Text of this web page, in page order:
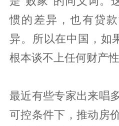
惯的差异，也有贷
异。所以在中国，如
根本谈不上任何财产性
最近有些专家出来唱
可控条件下，推动房